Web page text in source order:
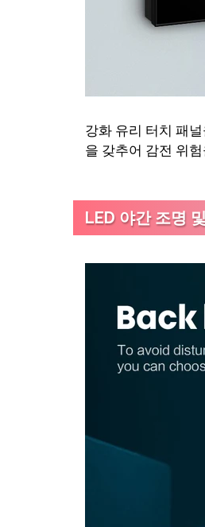
강화 유리 터치 패
을 갖추어 감전 위
LED 야간 조명